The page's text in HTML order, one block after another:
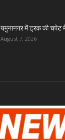
यमुनानगर में ट्रक की चपेट
August 7, 2026